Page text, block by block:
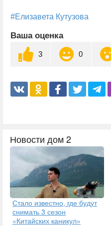
#Елизавета Кутузова
Ваша оценка
3 0
Новости дом 2
Стало известно, где будут
снимать 3 сезон
«Китайских каникул»